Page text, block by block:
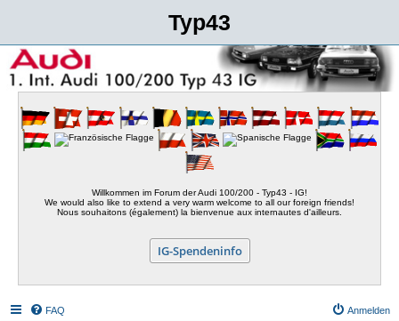
Typ43
Willkommen im Forum der Audi 100/200 - Typ43 - IG!
We would also like to extend a very warm welcome to all our foreign friends!
Nous souhaitons (également) la bienvenue aux internautes d'ailleurs.
IG-Spendeninfo
FAQ Anmelden